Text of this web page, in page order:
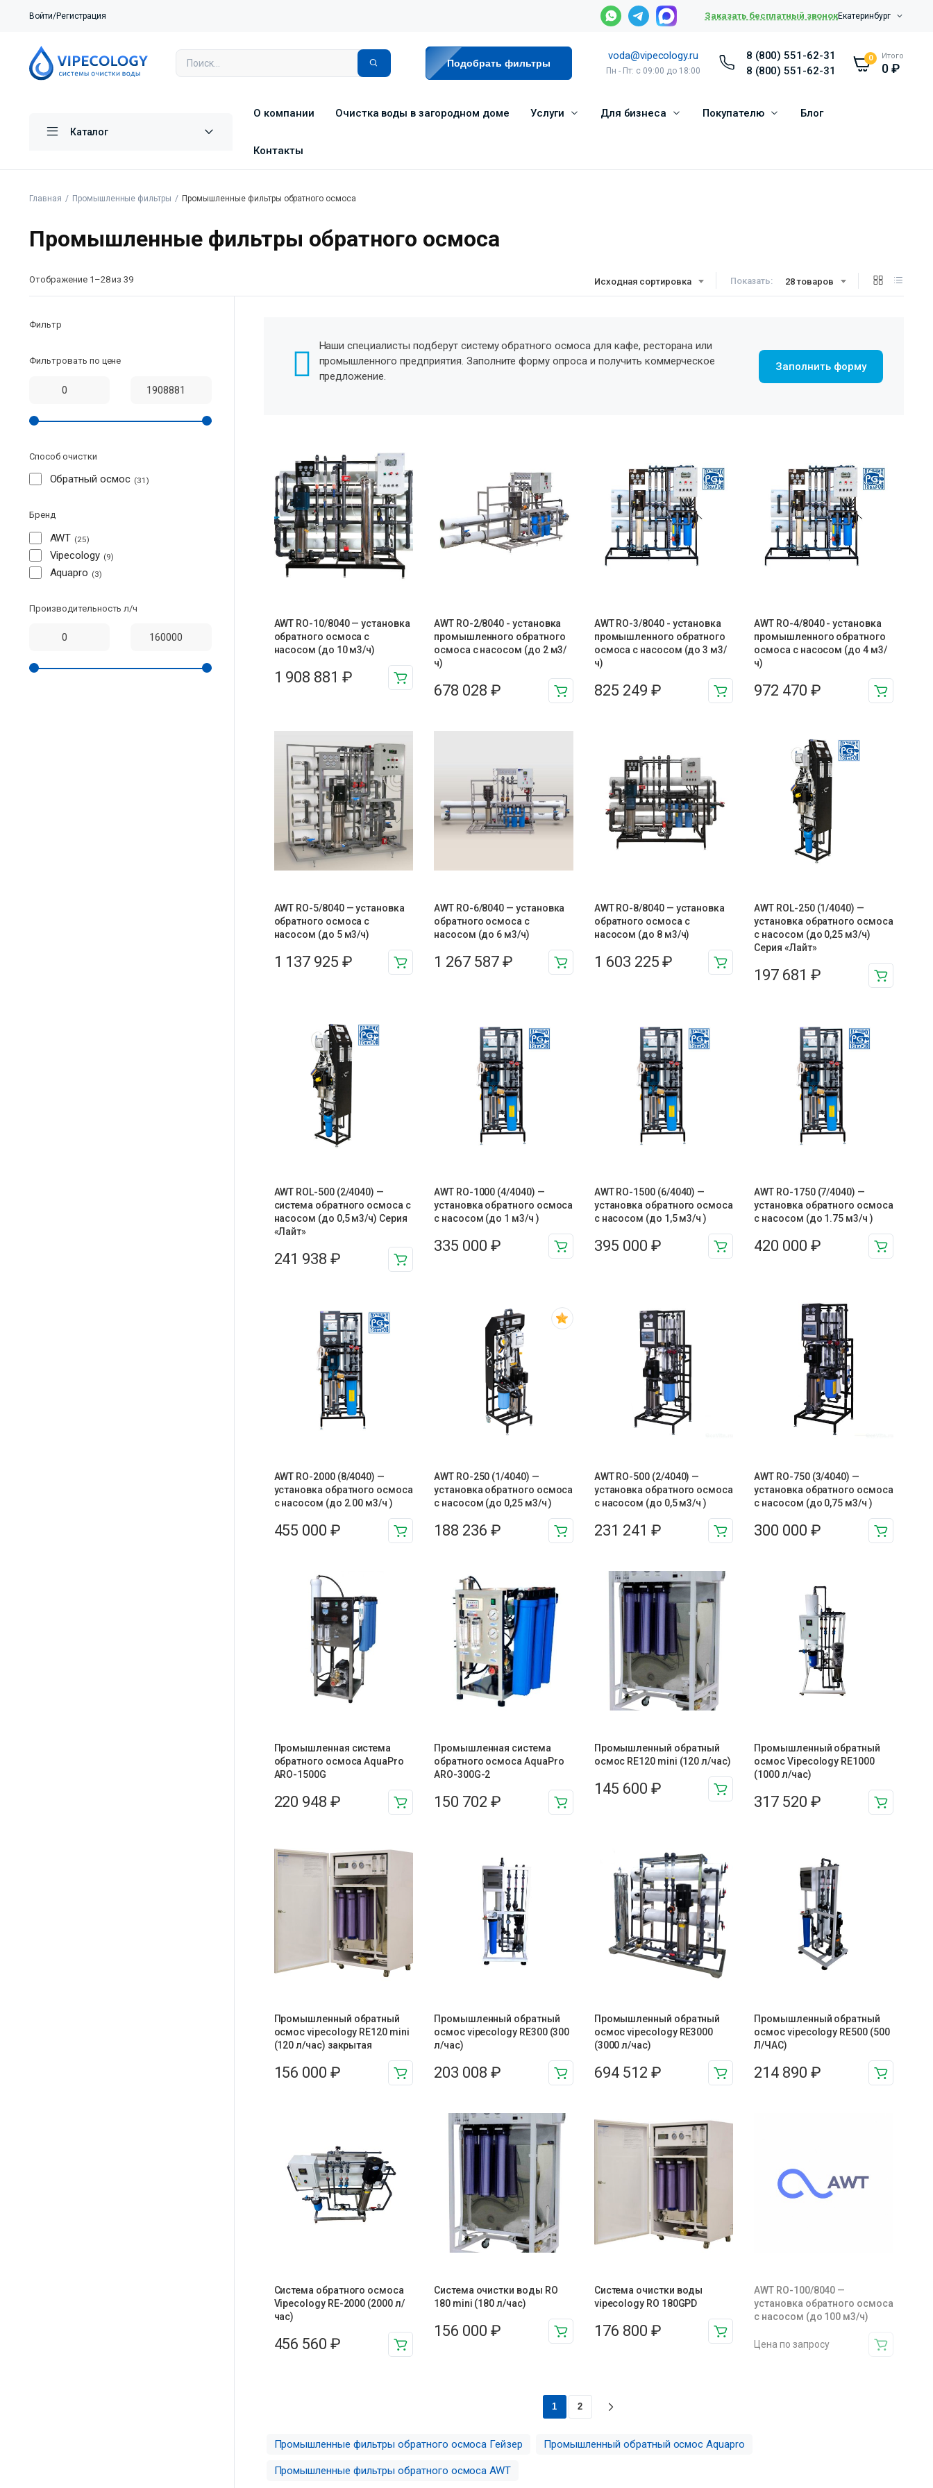
Войти/Регистрация Заказать бесплатный звонокЕкатеринбург
Подобрать фильтры
voda@vipecology.ru
Пн - Пт: с 09:00 до 18:00
8 (800) 551-62-31
8 (800) 551-62-31
0 Итого
0₽
Каталог
О компании Очистка воды в загородном доме Услуги Для бизнеса Покупателю Блог
Контакты
Главная Промышленные фильтры Промышленные фильтры обратного осмоса
Промышленные фильтры обратного осмоса
Исходная сортировка Показать: 28 товаров
Отображение 1–28 из 39
Наши специалисты подберут систему обратного осмоса для кафе, ресторана или
промышленного предприятия. Заполните форму опроса и получить коммерческое
предложение.
Заполнить форму
AWT RO-10/8040 — установка
обратного осмоса с
насосом (до 10 м3/ч)
1 908 881₽
AWT RO-2/8040 - установка
промышленного обратного
осмоса с насосом (до 2 м3/
ч)
678 028 ₽
AWT RO-3/8040 - установка
промышленного обратного
осмоса с насосом (до 3 м3/
ч)
825 249 ₽
AWT RO-4/8040 - установка
промышленного обратного
осмоса с насосом (до 4 м3/
ч)
972 470₽
AWT RO-5/8040 — установка
обратного осмоса с
насосом (до 5 м3/ч)
1 137 925₽
AWT RO-6/8040 — установка
обратного осмоса с
насосом (до 6 м3/ч)
1 267 587 ₽
AWT RO-8/8040 — установка
обратного осмоса с
насосом (до 8 м3/ч)
1 603 225₽
AWT ROL-250 (1/4040) —
установка обратного осмоса
с насосом (до 0,25 м3/ч)
Серия «Лайт»
197 681₽
AWT ROL-500 (2/4040) —
система обратного осмоса с
насосом (до 0,5 м3/ч) Серия
«Лайт»
241 938₽
AWT RO-1000 (4/4040) —
установка обратного осмоса
с насосом (до 1 м3/ч )
335 000 ₽
AWT RO-1500 (6/4040) —
установка обратного осмоса
с насосом (до 1,5 м3/ч )
395 000 ₽
AWT RO-1750 (7/4040) —
установка обратного осмоса
с насосом (до 1.75 м3/ч )
420 000₽
AWT RO-2000 (8/4040) —
установка обратного осмоса
с насосом (до 2.00 м3/ч )
455 000₽
AWT RO-250 (1/4040) —
установка обратного осмоса
с насосом (до 0,25 м3/ч )
188 236 ₽
AWT RO-500 (2/4040) —
установка обратного осмоса
с насосом (до 0,5 м3/ч )
231 241 ₽
AWT RO-750 (3/4040) —
установка обратного осмоса
с насосом (до 0,75 м3/ч )
300 000₽
Промышленная система
обратного осмоса AquaPro
ARO-1500G
220 948₽
Промышленная система
обратного осмоса AquaPro
ARO-300G-2
150 702 ₽
Промышленный обратный
осмос RE120 mini (120 л/час)
145 600 ₽
Промышленный обратный
осмос Vipecology RE1000
(1000 л/час)
317 520₽
Промышленный обратный
осмос vipecology RE120 mini
(120 л/час) закрытая
156 000₽
Промышленный обратный
осмос vipecology RE300 (300
л/час)
203 008 ₽
Промышленный обратный
осмос vipecology RE3000
(3000 л/час)
694 512 ₽
Промышленный обратный
осмос vipecology RE500 (500
Л/ЧАС)
214 890₽
Система обратного осмоса
Vipecology RE-2000 (2000 л/
час)
456 560₽
Система очистки воды RO
180 mini (180 л/час)
156 000 ₽
Система очистки воды
vipecology RO 180GPD
176 800 ₽
AWT RO-100/8040 —
установка обратного осмоса
с насосом (до 100 м3/ч)
Цена по запросу
1 2
Промышленные фильтры обратного осмоса Гейзер Промышленный обратный осмос Aquapro
Промышленные фильтры обратного осмоса AWT
Фильтр
Фильтровать по цене
Способ очистки
Обратный осмос 31
Бренд
AWT 25
Vipecology 9
Aquapro 3
Производительность л/ч